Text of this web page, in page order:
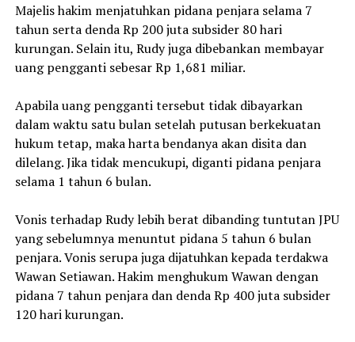
Majelis hakim menjatuhkan pidana penjara selama 7
tahun serta denda Rp 200 juta subsider 80 hari
kurungan. Selain itu, Rudy juga dibebankan membayar
uang pengganti sebesar Rp 1,681 miliar.
Apabila uang pengganti tersebut tidak dibayarkan
dalam waktu satu bulan setelah putusan berkekuatan
hukum tetap, maka harta bendanya akan disita dan
dilelang. Jika tidak mencukupi, diganti pidana penjara
selama 1 tahun 6 bulan.
Vonis terhadap Rudy lebih berat dibanding tuntutan JPU
yang sebelumnya menuntut pidana 5 tahun 6 bulan
penjara. Vonis serupa juga dijatuhkan kepada terdakwa
Wawan Setiawan. Hakim menghukum Wawan dengan
pidana 7 tahun penjara dan denda Rp 400 juta subsider
120 hari kurungan.